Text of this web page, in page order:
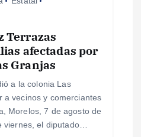
Terrazas
afectadas por
Granjas
a la colonia Las
a vecinos y comerciantes
Morelos, 7 de agosto de
viernes, el diputado…